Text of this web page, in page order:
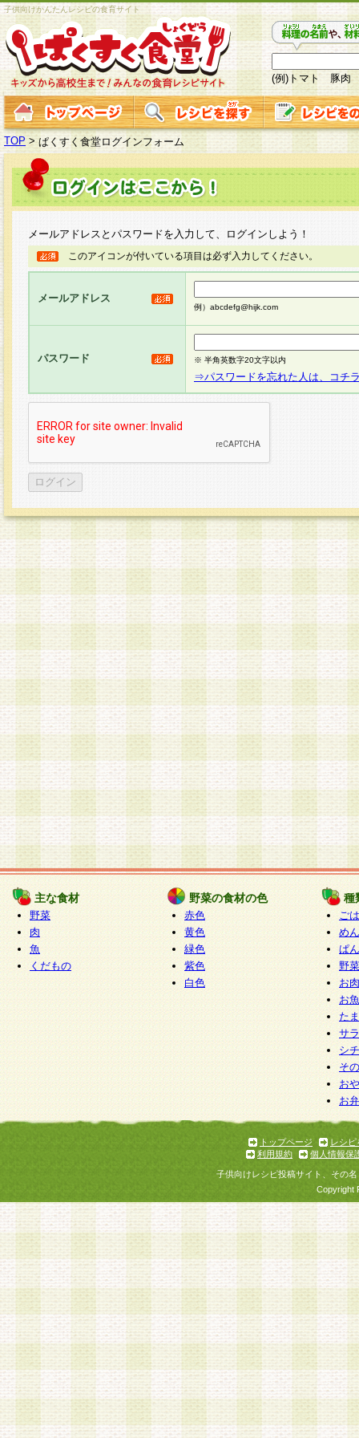
子供向けかんたんレシピの食育サイト
(例)トマト 豚肉
TOP > ぱくすく食堂ログインフォーム
メールアドレスとパスワードを入力して、ログインしよう！
このアイコンが付いている項目は必ず入力してください。
メールアドレス
例）abcdefg@hijk.com
パスワード ※ 半角英数字20文字以内
⇒パスワードを忘れた人は、コチ
主な食材
野菜
肉
魚
くだもの
野菜の食材の色
赤色
黄色
緑色
紫色
白色
種
ご
めん
ぱん
野
お
お
た
サ
シ
そ
お
お
トップページ
レシピ
利用規約
個人情報保
子供向けレシピ投稿サイト、その
Copyright